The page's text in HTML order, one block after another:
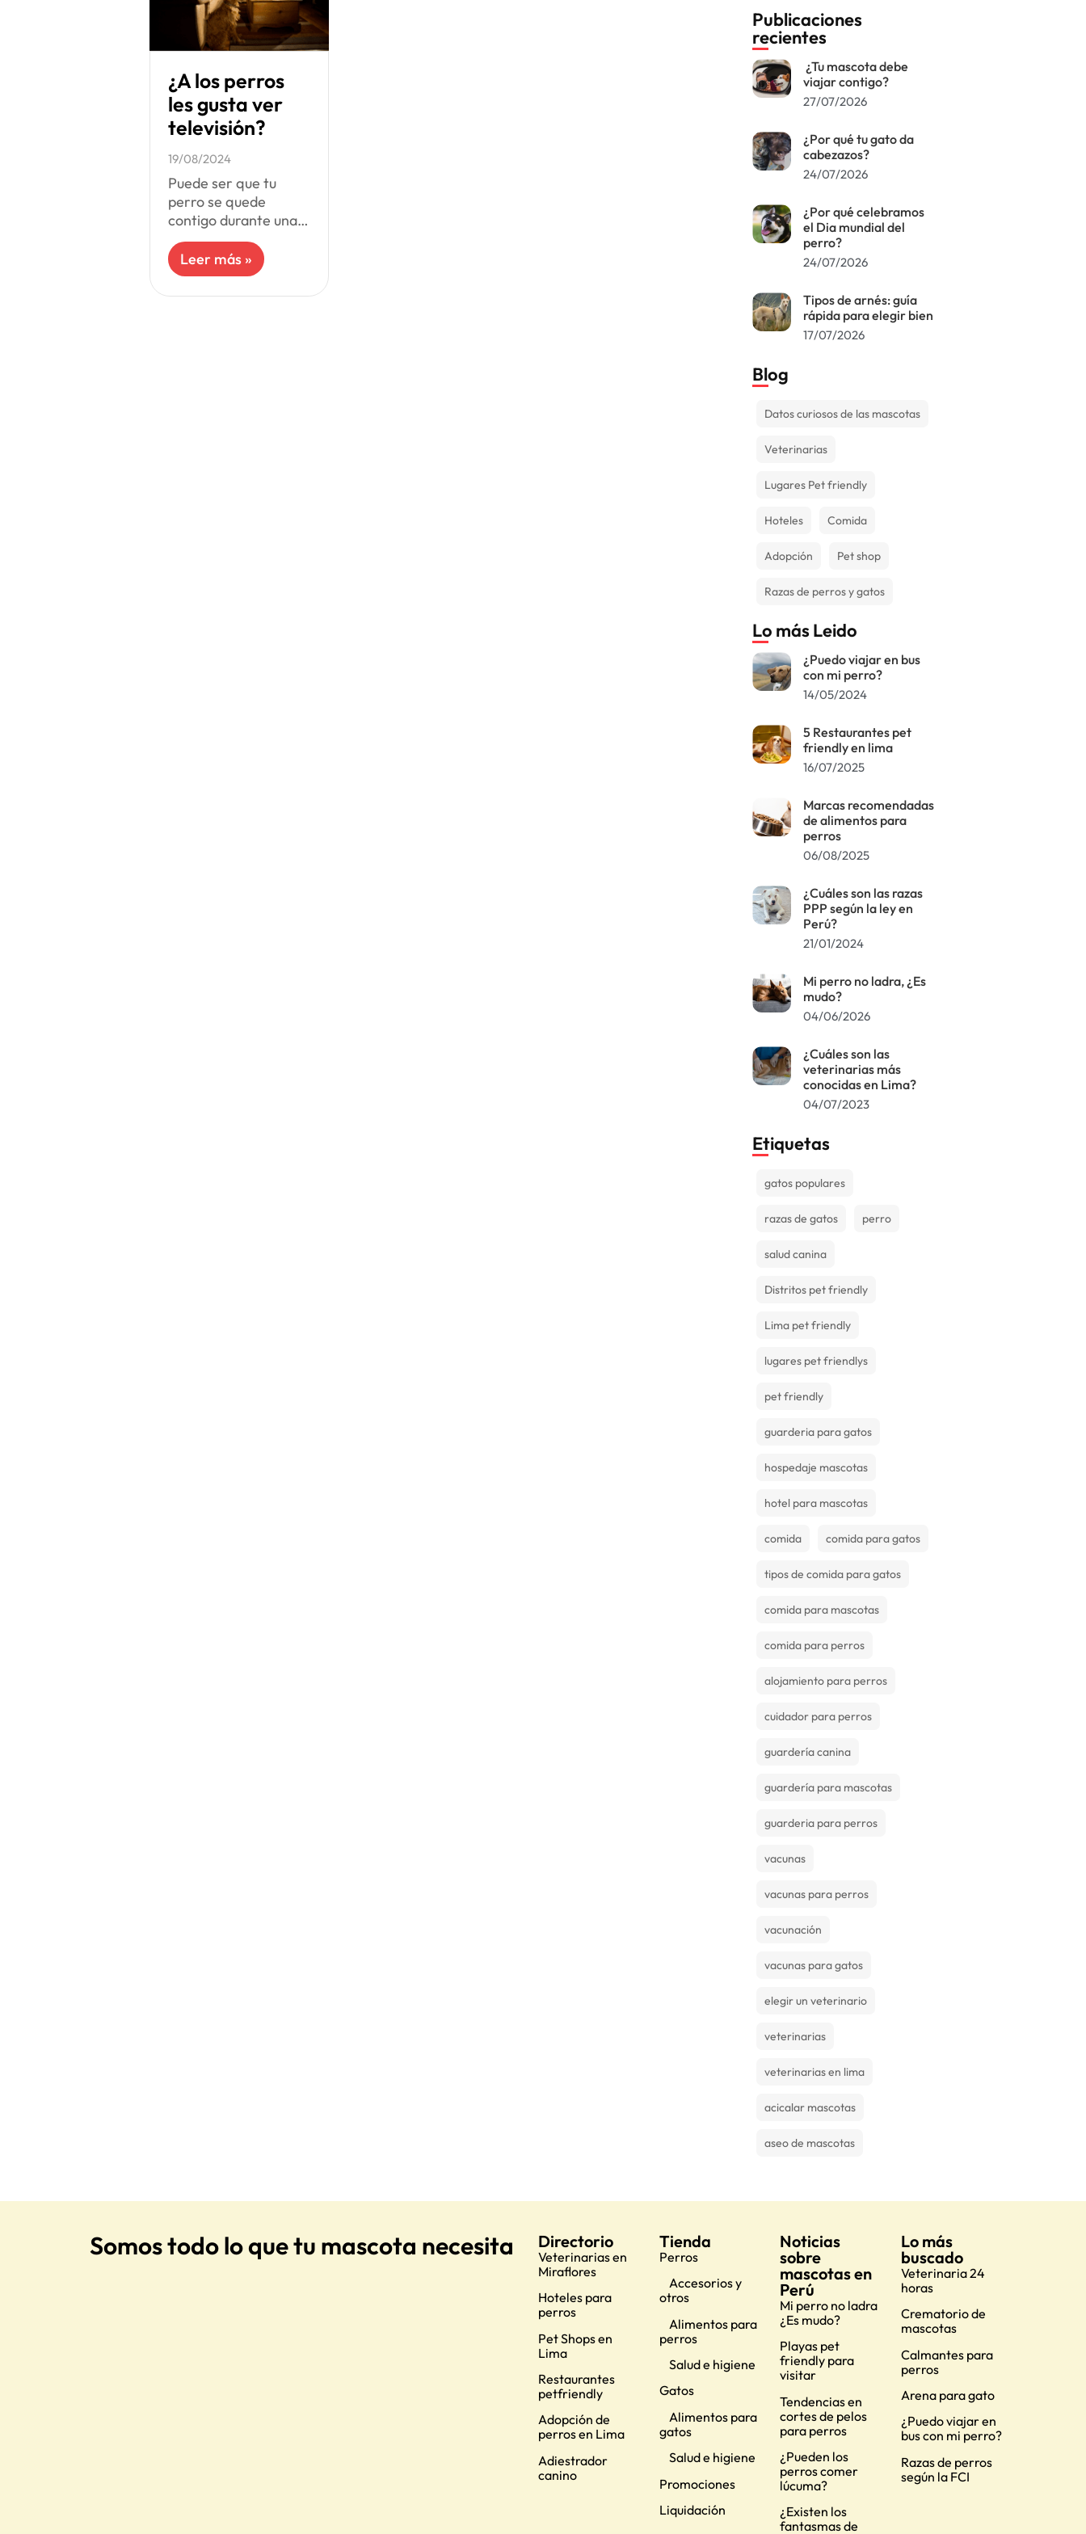
¿A los perros
les gusta ver
televisión?
19/08/2024
Puede ser que tu
perro se quede
contigo durante una
maratón de series, y
sí, sabemos que a los
perros les encanta
nuestra compañía sin
Leer más »
Publicaciones
recientes
¿Tu mascota debe
viajar contigo?
27/07/2026
¿Por qué tu gato da
cabezazos?
24/07/2026
¿Por qué celebramos
el Dia mundial del
perro?
24/07/2026
Tipos de arnés: guía
rápida para elegir bien
17/07/2026
Blog
Datos curiosos de las mascotas
Veterinarias
Lugares Pet friendly
Hoteles Comida
Adopción Pet shop
Razas de perros y gatos
Lo más Leido
¿Puedo viajar en bus
con mi perro?
14/05/2024
5 Restaurantes pet
friendly en lima
16/07/2025
Marcas recomendadas
de alimentos para
perros
06/08/2025
¿Cuáles son las razas
PPP según la ley en
Perú?
21/01/2024
Mi perro no ladra, ¿Es
mudo?
04/06/2026
¿Cuáles son las
veterinarias más
conocidas en Lima?
04/07/2023
Etiquetas
gatos populares
razas de gatos perro
salud canina
Distritos pet friendly
Lima pet friendly
lugares pet friendlys
pet friendly
guarderia para gatos
hospedaje mascotas
hotel para mascotas
comida comida para gatos
tipos de comida para gatos
comida para mascotas
comida para perros
alojamiento para perros
cuidador para perros
guardería canina
guardería para mascotas
guarderia para perros
vacunas
vacunas para perros
vacunación
vacunas para gatos
elegir un veterinario
veterinarias
veterinarias en lima
acicalar mascotas
aseo de mascotas
Somos todo lo que tu mascota necesita Directorio
Veterinarias en
Miraflores
Hoteles para
perros
Pet Shops en
Lima
Restaurantes
petfriendly
Adopción de
perros en Lima
Adiestrador
canino
Tienda
Perros
Accesorios y
otros
Alimentos para
perros
Salud e higiene
Gatos
Alimentos para
gatos
Salud e higiene
Promociones
Liquidación
Noticias
sobre
mascotas en
Perú
Mi perro no ladra
¿Es mudo?
Playas pet
friendly para
visitar
Tendencias en
cortes de pelos
para perros
¿Pueden los
perros comer
lúcuma?
¿Existen los
fantasmas de
Lo más
buscado
Veterinaria 24
horas
Crematorio de
mascotas
Calmantes para
perros
Arena para gato
¿Puedo viajar en
bus con mi perro?
Razas de perros
según la FCI